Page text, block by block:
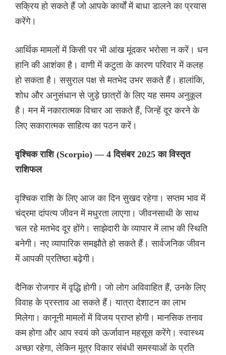
सक्रिय हो सकते हैं जो आपके कार्यों में बाधा डालने का प्रयास
करेंगे।
आर्थिक मामलों में किसी पर भी आंख मूंदकर भरोसा न करें। धन
हानि की आशंका है। वाणी में कटुता के कारण परिवार में कलह
हो सकता है। ससुराल पक्ष से मतभेद उभर सकते हैं। हालांकि,
शोध और अनुसंधान से जुड़े छात्रों के लिए यह समय अनुकूल
है। मन में नकारात्मक विचार आ सकते हैं, जिन्हें दूर करने के
लिए सकारात्मक साहित्य का पठन करें।
वृश्चिक राशि (Scorpio) — 4 दिसंबर 2025 का विस्तृत
राशिफल
वृश्चिक राशि के लिए आज का दिन सुखद रहेगा। सप्तम भाव में
चंद्रमा दांपत्य जीवन में मधुरता लाएगा। जीवनसाथी के साथ
चल रहे मतभेद दूर होंगे। साझेदारी के व्यापार में लाभ की स्थिति
बनेगी। नए व्यापारिक समझौते हो सकते हैं। सार्वजनिक जीवन
में आपकी प्रतिष्ठा बढ़ेगी।
दैनिक रोजगार में वृद्धि होगी। जो लोग अविवाहित हैं, उनके लिए
विवाह के प्रस्ताव आ सकते हैं। यात्रा देशाटन का लाभ
मिलेगा। कानूनी मामलों में विजय प्राप्त होगी। मानसिक तनाव
कम होगा और आप स्वयं को ऊर्जावान महसूस करेंगे। स्वास्थ्य
अच्छा रहेगा, लेकिन मूत्र विकार संबंधी समस्याओं के प्रति